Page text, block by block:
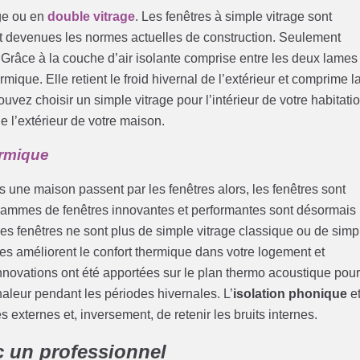
ou endouble vitrage. Les fenêtres à simple vitrage sont
devenues les normes actuelles de construction. Seulement
à la couche d’air isolante comprise entre les deux lames
Elle retient le froid hivernal de l’extérieur et comprime
choisir un simple vitrage pour l’intérieur de votre
l’extérieur de votre maison.
maison passent par les fenêtres alors, les fenêtres sont
de fenêtres innovantes et performantes sont désormais
fenêtres ne sont plus de simple vitrage classique ou de
améliorent le confort thermique dans votre logement et
ont été apportées sur le plan thermo acoustique pour
pendant les périodes hivernales. L’isolation phonique
externes et, inversement, de retenir les bruits internes.
un professionnel